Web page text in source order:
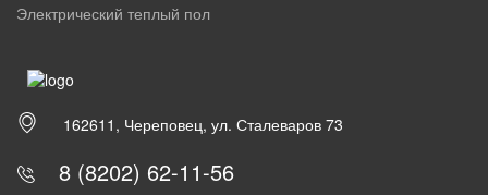
Электрический теплый пол
162611, Череповец, ул. Сталеваров 73
8 (8202) 62-11-56